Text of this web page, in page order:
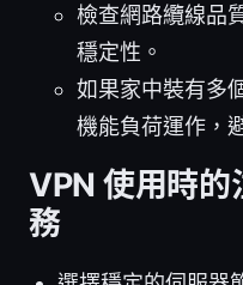
檢查網路纜線品
穩定性。
如果家中裝有多
機能負荷運作，
VPN 使用時的
務